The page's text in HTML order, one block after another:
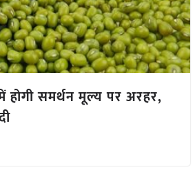
होगी समर्थन मूल्य पर अरहर,